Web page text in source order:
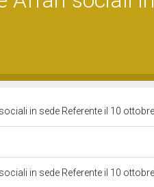
in sede Referente il 10
in sede Referente il 10